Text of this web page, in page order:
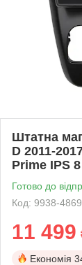
Штатна
D 2011-
Prime IPS
Готово до
Код: 9938-
11 499
Економія